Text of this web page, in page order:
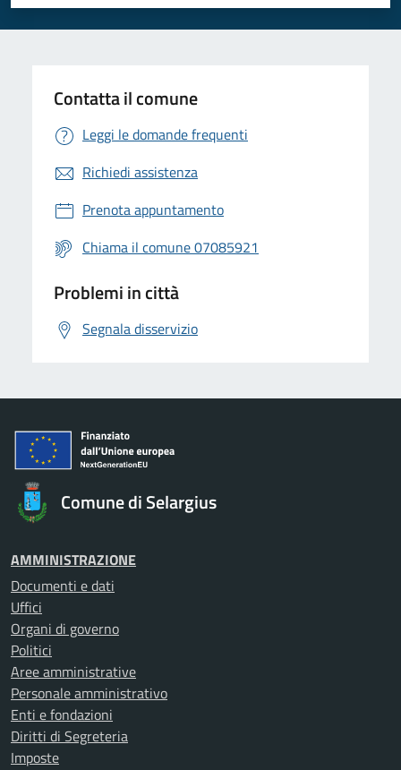
Contatta il comune
Leggi le domande frequenti
Richiedi assistenza
Prenota appuntamento
Chiama il comune 07085921
Problemi in città
Segnala disservizio
Comune di Selargius
AMMINISTRAZIONE
Documenti e dati
Uffici
Organi di governo
Politici
Aree amministrative
Personale amministrativo
Enti e fondazioni
Diritti di Segreteria
Imposte